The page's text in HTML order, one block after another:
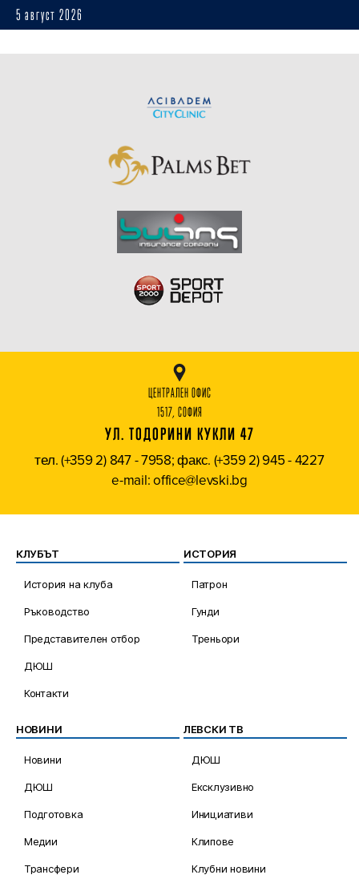
5 август 2026
ЦЕНТРАЛЕН ОФИС
1517, СОФИЯ
УЛ. ТОДОРИНИ КУКЛИ 47
тел. (+359 2) 847 - 7958; факс. (+359 2) 945 - 4227
e-mail: office@levski.bg
КЛУБЪТ
История на клуба
Ръководство
Представителен отбор
ДЮШ
Контакти
ИСТОРИЯ
Патрон
Гунди
Треньори
НОВИНИ
Новини
ДЮШ
Подготовка
Медии
Трансфери
ЛЕВСКИ ТВ
ДЮШ
Ексклузивно
Инициативи
Клипове
Клубни новини